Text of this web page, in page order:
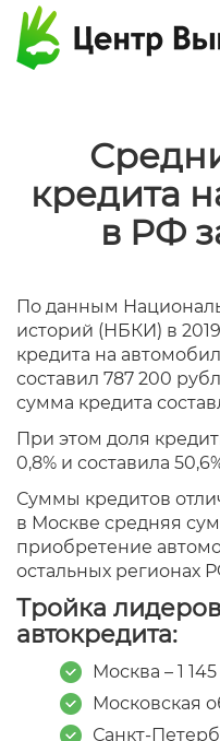
кредита
в РФ
По данным
историй (НБКИ) в
кредита на
составил 787 200
сумма кредита
При этом доля
0,8% и составила
Суммы кредитов
в Москве средняя
приобретение
остальных регионах
Тройка
автокредита:
Москва – 1 145
Московская
Санкт-